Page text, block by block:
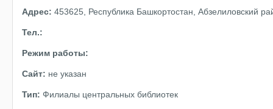
Адрес: 453625, Республика Башкортостан, Абзелиловский
Тел.:
Режим работы:
Сайт: не указан
Тип: Филиалы центральных библиотек